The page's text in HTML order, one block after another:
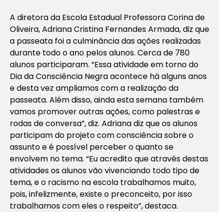
A diretora da Escola Estadual Professora Corina de
Oliveira, Adriana Cristina Fernandes Armada, diz que
a passeata foi a culminância das ações realizadas
durante todo o ano pelos alunos. Cerca de 780
alunos participaram. “Essa atividade em torno do
Dia da Consciência Negra acontece há alguns anos
e desta vez ampliamos com a realização da
passeata. Além disso, ainda esta semana também
vamos promover outras ações, como palestras e
rodas de conversa”, diz. Adriana diz que os alunos
participam do projeto com consciência sobre o
assunto e é possível perceber o quanto se
envolvem no tema. “Eu acredito que através destas
atividades os alunos vão vivenciando todo tipo de
tema, e o racismo na escola trabalhamos muito,
pois, infelizmente, existe o preconceito, por isso
trabalhamos com eles o respeito”, destaca.